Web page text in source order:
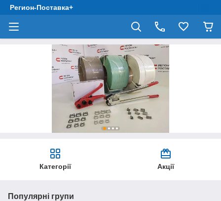
Регион-Поставка+
Категорії Акції
Популярні групи